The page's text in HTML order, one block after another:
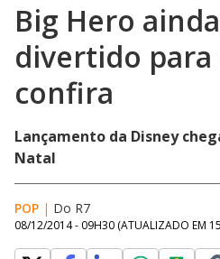
Big Hero
divertido para
confira
Lançamento da Disney
Natal
POP | Do R7
08/12/2014 - 09H30 (ATUALIZADO EM